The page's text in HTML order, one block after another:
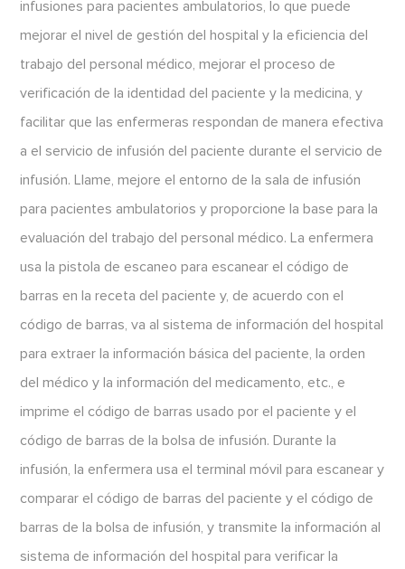
infusiones para pacientes ambulatorios, lo que puede
mejorar el nivel de gestión del hospital y la eficiencia del
trabajo del personal médico, mejorar el proceso de
verificación de la identidad del paciente y la medicina, y
facilitar que las enfermeras respondan de manera efectiva
a el servicio de infusión del paciente durante el servicio de
infusión. Llame, mejore el entorno de la sala de infusión
para pacientes ambulatorios y proporcione la base para la
evaluación del trabajo del personal médico. La enfermera
usa la pistola de escaneo para escanear el código de
barras en la receta del paciente y, de acuerdo con el
código de barras, va al sistema de información del hospital
para extraer la información básica del paciente, la orden
del médico y la información del medicamento, etc., e
imprime el código de barras usado por el paciente y el
código de barras de la bolsa de infusión. Durante la
infusión, la enfermera usa el terminal móvil para escanear y
comparar el código de barras del paciente y el código de
barras de la bolsa de infusión, y transmite la información al
sistema de información del hospital para verificar la